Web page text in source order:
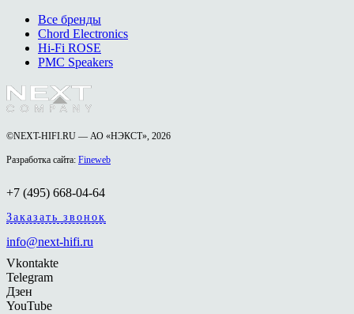
Все бренды
Chord Electronics
Hi-Fi ROSE
PMC Speakers
©NEXT-HIFI.RU — АО «НЭКСТ», 2026
Разработка сайта: Fineweb
+7 (495) 668-04-64
Заказать звонок
info@next-hifi.ru
Vkontakte
Telegram
Дзен
YouTube